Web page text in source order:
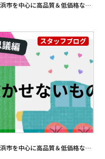
みなさまこんにちわ！ 横浜ペイントは横浜市を中心に高品質＆低価格な外壁塗装・屋根工事・雨漏り修理をご提供する専門店です。 横浜ペイントのブログをご覧頂きありがとうございます♪ 今回は子育て世代のお家づくりについて詳しく解説させて頂きます！ 子育て世代のための家づくり ～家族の時間と安心を育てる住まいの工夫～ 「子どもが生まれたから、そろそろ家を建てたい」「手狭なアパートを出て、のびのび子育てできるマイホームを」 そんなふうに思い始めたとき、家づくりにはたくさんの夢と同時に、悩みや不安もついてくるものです。 子育て世代にとって、家は「家族の成長とともに変化していく場所」です。 だからこそ、単なる間取りやデザインではなく、「これからの暮らし方」そのものを見すえた住まいづくりが大切です。 ここでは、子育て世代が家づくりで特に気をつけたいポイントを７つの視点からご紹介します。 1. 安心・安全な家づくり まず最も重要なのは、子どもが安心して暮らせる環境を整えることです。 バリアフリー設計：段差をなくし、つまずきにくい床材や滑りにくい素材を使用。とくに玄関や水まわりには配慮が必要です。 階段の位置と安全対策：階段にはベビーゲートの設置を前提とした設計を。また、転倒しにくい傾斜角や手すりの高さにも注意。 コンセントの位置：小さな子どもの手の届かない高さに設けたり、安全カバーを取り付けると安心です。 キッチンや浴室の危険防止：オープンキッチンでも、子どもが火や包丁に近づかない工夫を。 また、万が一の災害時に備えて、耐震性や感電防止、備蓄スペースなども計画に入れておきましょう。 2. 家事動線を短く、効率よく 子育て中はとにかく時間がない。だからこそ、家事のしやすさは家づくりの大きなカギです。 洗濯→干す→たたむ→しまうまでの動線を一直線に →ランドリールームとファミリークローゼットを近くに設けるのが人気です。 キッチン中心の回遊動線 →料理中でも子どもの様子が見られ、ダイニング・リビングとの行き来もスムーズ。 室内物干しスペースの確保 →雨の日や夜間の洗濯にも便利。共働き家庭では必須ともいえる設備です。 毎日の家事のストレスを少しでも軽くすることで、育児により多くの時間と心の余裕が生まれます。 3. 収納の工夫で「片付く家」に 子どもがいると、とにかく物が増えます。おもちゃ、衣類、学用品、ベビーカー、三輪車など、収納が足りないとすぐに散らかってしまいます。 玄関に土間収納（シューズクローク）：ベビーカーや外遊びグッズを収納できて便利。 リビング近くにファミリークローゼット：衣類や荷物を家族全員でまとめて管理できる空間。 キッチン裏のパントリー：食材や日用品のストックを効率よく整理できます。 おもちゃの収納棚：低めで子どもが自分で片づけられる設計を。 「使う場所に収納をつくる」ことを意識すると、家の中がぐっと整いやすくなります。 4. 成長に合わせて変化できる間取り 子どもはどんどん成長します。今はベビーベッドを置くスペースが必要でも、数年後には勉強机や自室が必要になるかもしれません。 リビングの一角にキッズスペース：就学前は家族と同じ空間で遊び・学ぶ場所に。 将来分割できる子ども部屋：最初は広く、必要に応じて間仕切りできると便利です。 フレキシブルな使い方ができる部屋：客間・在宅ワーク・趣味部屋など、ライフスタイルに合わせて使い方を変えられる空間を用意。 「いま」だけでなく「10年後」「20年後」の家族のかたちを見すえておくことが、長く愛される家づくりにつながります。 5. リビングを家族の中心に 子育て家庭にとって、リビングは「家族が集まる場所」であると同時に、「子どもを見守る場所」にもなります。 リビング階段：子どもが帰宅したときに、自然と家族と顔を合わせられる。 スタディコーナー：ダイニング横やリビングの一角に勉強スペースを設け、親の目が届くように。 吹き抜けや窓を活かした明るい空間：明るく開放的な空間は、子どもの情緒にも良い影響を与えます。 家族が自然と集まり、コミュニケーションが生まれるリビングを意識した設計が重要です。 6. 子どもの「外遊び」や「自然体験」を意識した工夫 近年では「庭があること」が家づくりの決め手になるケースも増えています。 芝生やウッドデッキのある庭：子どもが裸足で遊んだり、ピクニック気分を楽しんだりできます。 家庭菜園スペース：食育にもつながり、親子で自然に触れる機会が生まれます。 外から直接アクセスできる勝手口や水道：汚れて帰ってきても安心。 家の中だけでなく、「外でどう遊ぶか」も、子どもにとっては大切な育ちの時間になります。 7. 将来を見すえた家づくり 子どもが独立したあと、家はどう使われるのでしょうか？ 今だけでなく、数十年後の使い方まで想像しておくことが大切です。 親世代との同居や介護を視野に：将来的に１階に寝室が必要になるかもしれません。 可変性のある設計：子ども部屋が不要になったら趣味部屋や書斎へ。 リフォームしやすい構造：構造上、壁を抜きやすい間取りにしておくと将来のリノベーションがしやすくなります。 「そのときの暮らしに合わせて柔軟に使える家」を設計することが、家族みんなにとっての安心になります。 まとめ 子育て世代の家づくりは、「今の子育て」と「将来の暮らし」のバランスをとることがポイントです。 安全性、家事のしやすさ、成長への対応、家族のつながり、自然とのふれあい、将来の見通し――これらをどう住まいに落とし込むかによって、家の価値は大きく変わります。 家は「建てて終わり」ではなく、「家族とともに育っていく場所」です。 何より大切なのは、「この家にいて幸せだな」と、家族全員が思えること。 ぜひ、今だけでなく、10年後・20年後の家族の笑顔を思い描きながら、後悔のない家づくりをしたいですね！
みなさまこんにちわ！ 横浜ペイントは横浜市を中心に高品質＆低価格な外壁塗装・屋根工事・雨漏り修理をご提供する専門店です。 横浜ペイントのブログをご覧頂きありがとうございます♪ 前回は「お家に欠かせないもの」についてでしたが今回は「お家づくりに欠かせないもの」 について解説させて頂きます 家づくりに欠かせないもの 「家を建てる」とは、単に建物をつくるという作業ではなく、人生の基盤となる空間を創造することです。家は日々の暮らしの舞台であり、家族との時間を重ね、安心して過ごせる場所でなければなりません。 しかし、理想的な家を実現するには、想像以上に多くの要素を検討しなければなりません。ただデザインが良ければいいというものでもなく、耐久性、安全性、快適性、さらには将来を見据えたプランニングまで、多角的な視点が求められます。 ここでは、家づくりにおいて本当に欠かせない基本的な要素について、７つの視点からご紹介します。 1. 安全性・耐久性 家の最も基本的な役割は「人の命を守ること」です。特に日本のように地震や台風が多い国では、災害に強い構造が絶対条件となります。 耐震構造・制震装置の導入 現代の建築では、建築基準法の耐震基準に適合しているだけでなく、さらに耐震等級を上げたり、制震・免震装置を取り入れたりすることで、万が一の際の被害を最小限に抑える工夫が求められています。 構造材の品質と施工精度 使用する木材や鉄骨、コンクリートの品質も家の寿命に直結します。さらにそれらを適切に施工する職人の技術と管理体制も重要です。 2. 立地と土地選び 家づくりの成否を大きく左右するのが「土地選び」です。立地は日々の生活の利便性だけでなく、資産価値や安全性にも関わってきます。 生活利便性（駅・学校・スーパー・病院などへのアクセス） 自然災害リスク（洪水、液状化、土砂災害の可能性など） 将来性と周辺環境（再開発の計画、住民層、騒音・治安） 土地選びは「今の暮らし」だけでなく、「10年後・20年後の暮らし」を見据えて判断することが大切です。 3. 間取りとライフスタイルの一致 良い家とは「暮らしやすい家」です。家族構成、生活習慣、将来の変化などを考慮して、間取りや空間の使い方を計画する必要があります。 小さな子どもがいる家庭では、視線が届くリビング中心の動線が理想的 共働き世帯では、家事動線の短縮や収納の充実が重要 高齢者との同居や老後を見据える場合は、バリアフリー設計が必要 間取りは単に「部屋数を決める」ことではなく、「どんなふうに日常を過ごしたいか」を形にするプロセスです。 4. 住宅設備・エネルギー環境 現代の住宅では、快適性や効率性を高めるための設備の選択も非常に重要になっています。 断熱性能・気密性：冷暖房効率に直結し、光熱費にも影響 高効率給湯器・太陽光発電・蓄電池：エコで災害時にも強い IoT住宅設備：スマートロック、遠隔操作可能な家電など また、設備の選択は「メンテナンスコスト」や「将来的な交換のしやすさ」まで考慮すべきです。 5. 予算管理と資金計画 どれだけ理想を描いても、予算の枠を超えてしまっては計画は破綻してしまいます。家づくりにおいて、資金計画は非常に現実的かつ重要な要素です。 土地代・建築費・諸経費の把握（登記費用、ローン手数料、火災保険など） 住宅ローンの選択と返済計画（変動金利か固定金利か、繰り上げ返済の可能性など） 将来的な支出への備え（修繕費、固定資産税、子どもの教育費） 理想に近づけるためには、どこにお金をかけ、どこを抑えるかのメリハリが必要です。 6. 信頼できる専門家・施工会社との連携 家づくりは、建て主ひとりではできません。建築士、設計士、工務店、ハウスメーカー、職人など、多くの専門家の知識と経験を活かす必要があります。 自分たちの希望を丁寧に聞いてくれる建築士・営業担当かどうか 無理な営業をせず、リスクやデメリットもきちんと説明してくれるか 完成後も長く付き合えるような信頼関係が築けるか 人と人との「相性」は、家づくりを円滑に進めるうえでとても大きな要素になります。 7. 災害・環境への配慮と将来への視点 最近では、「災害時の対応」「環境への配慮」「未来の暮らしへの適応性」も重要な視点です。 防災設備（耐震・制震・非常用電源・備蓄スペース） ZEH（ゼロ・エネルギー・ハウス）対応 高齢化・子の独立・リフォームを見据えた柔軟な設計 100年時代ともいわれる今、家は「長く住み続ける」ことが前提となります。目先の便利さだけでなく、「家族の成長」や「人生の変化」に柔軟に対応できることが、これからの家に求められる条件です。 おわりに 家づくりは、単なる建築ではなく、「暮らしをデザインする行為」です。 耐震性・快適性・利便性・コスト管理・将来の視点――どれひとつ欠けても、理想の家とは言えません。 すべてを完璧にすることは難しいかもしれませんが、「何を大切にしたいのか」という自分なりの軸を持っておくことで、ぶれない家づくりが可能になります。 これから家を建てようとしている方も、将来に備えて情報を集めている方も、 ぜひじっくりと、「自分にとって本当に必要な家とは何か？」を考えてみることが大切ですね！ 次回は、子育て世代のお家づくりを書いてみますのでぜひお楽しみに♪
スタッフブログ